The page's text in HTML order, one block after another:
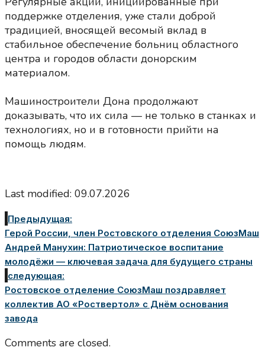
поддержке отделения, уже стали доброй
традицией, вносящей весомый вклад в
стабильное обеспечение больниц областного
центра и городов области донорским
материалом.
Машиностроители Дона продолжают
доказывать, что их сила — не только в станках и
технологиях, но и в готовности прийти на
помощь людям.
Last modified: 09.07.2026
Предыдущая:
Герой России, член Ростовского отделения СоюзМаш
Андрей Манухин: Патриотическое воспитание
молодёжи — ключевая задача для будущего страны
следующая:
Ростовское отделение СоюзМаш поздравляет
коллектив АО «Роствертол» с Днём основания
завода
Comments are closed.